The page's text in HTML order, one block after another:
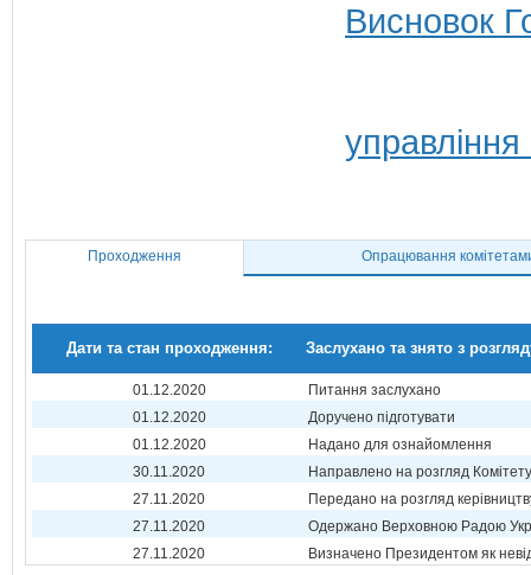
Висновок
Проходження Опрацювання
Дати та стан проходження: Заслухано та знято з
01.12.2020
Питання заслухано
01.12.2020
Доручено підготувати
01.12.2020
Надано для ознайомлення
30.11.2020
Направлено на розгляд Комітету
27.11.2020
Передано на розгляд
27.11.2020
Одержано Верховною Радою
27.11.2020
Визначено Президентом як